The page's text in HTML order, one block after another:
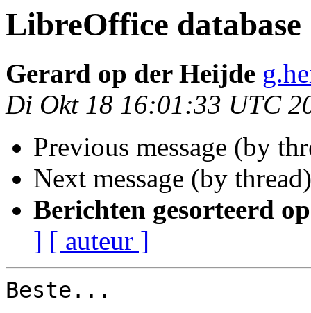
LibreOffice database
Gerard op der Heijde
Di Okt 18 16:01:33 UTC
Previous message (by
Next message (by
Berichten gesorteerd
] [ auteur ]
Beste...